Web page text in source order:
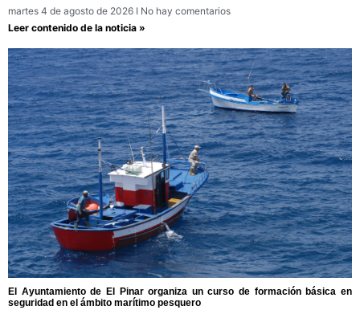
martes 4 de agosto de 2026
No hay comentarios
Leer contenido de la noticia »
El Ayuntamiento de El Pinar organiza un curso de formación básica en
seguridad en el ámbito marítimo pesquero